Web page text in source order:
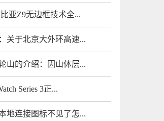
亚Z9无边框技术全...
关于北京大外环高速...
山的介绍：因山体层...
Series 3正...
地连接图标不见了怎...